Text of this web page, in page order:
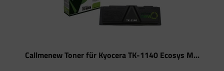
Callmenew Toner für Kyocera TK-1140 Ecosys M...